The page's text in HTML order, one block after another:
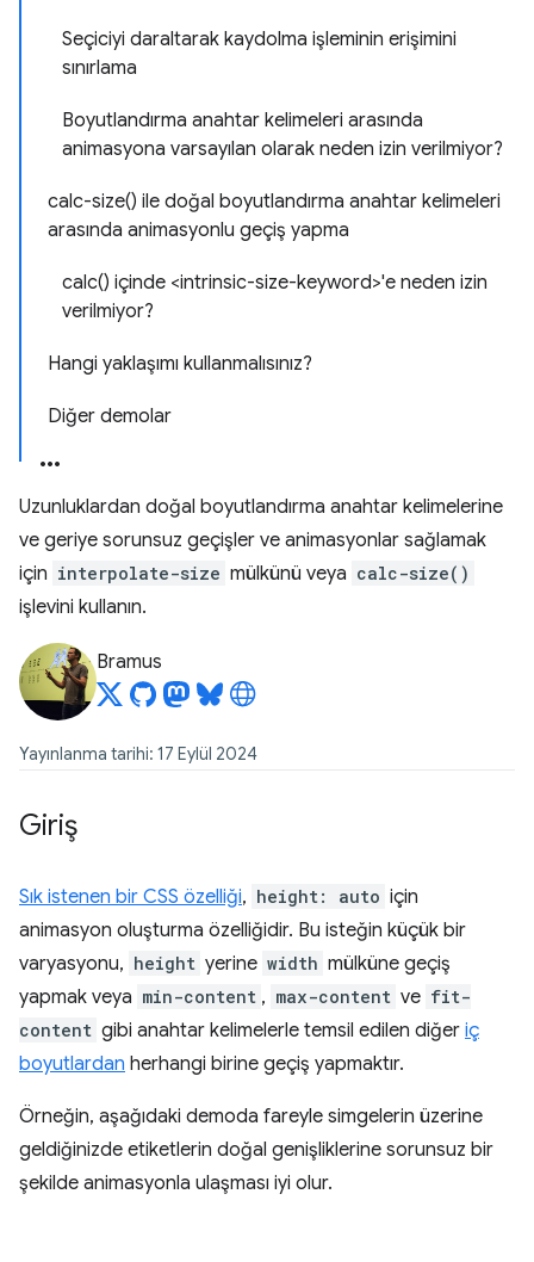
Seçiciyi daraltarak kaydolma işleminin erişimini
sınırlama
Boyutlandırma anahtar kelimeleri arasında
animasyona varsayılan olarak neden izin verilmiyor?
calc-size() ile doğal boyutlandırma anahtar kelimeleri
arasında animasyonlu geçiş yapma
calc() içinde <intrinsic-size-keyword>'e neden izin
verilmiyor?
Hangi yaklaşımı kullanmalısınız?
Diğer demolar
Uzunluklardan doğal boyutlandırma anahtar kelimelerine
ve geriye sorunsuz geçişler ve animasyonlar sağlamak
için interpolate-size mülkünü veya calc-size()
işlevini kullanın.
Bramus
Yayınlanma tarihi: 17 Eylül 2024
Giriş
Sık istenen bir CSS özelliği, height: auto için
animasyon oluşturma özelliğidir. Bu isteğin küçük bir
varyasyonu, height yerine width mülküne geçiş
yapmak veya min-content , max-content ve fit-
content gibi anahtar kelimelerle temsil edilen diğer iç
boyutlardan herhangi birine geçiş yapmaktır.
Örneğin, aşağıdaki demoda fareyle simgelerin üzerine
geldiğinizde etiketlerin doğal genişliklerine sorunsuz bir
şekilde animasyonla ulaşması iyi olur.